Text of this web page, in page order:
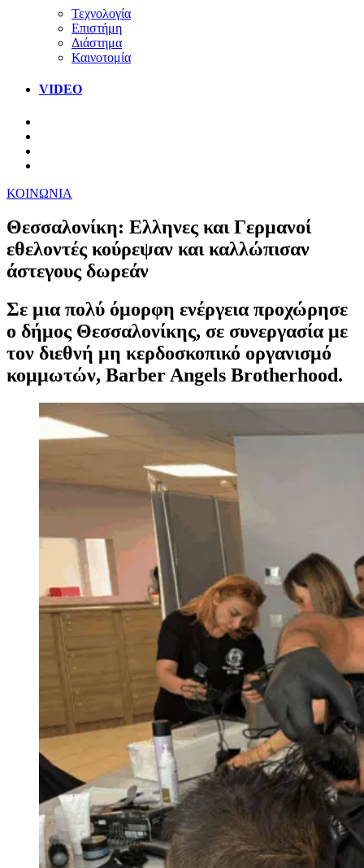
Τεχνολογία
Επιστήμη
Διάστημα
Καινοτομία
VIDEO
ΚΟΙΝΩΝΙΑ
Θεσσαλονίκη: Ελληνες και Γερμανοί
εθελοντές κούρεψαν και καλλώπισαν
άστεγους δωρεάν
Σε μια πολύ όμορφη ενέργεια προχώρησε
ο δήμος Θεσσαλονίκης, σε συνεργασία με
τον διεθνή μη κερδοσκοπικό οργανισμό
κομμωτών, Barber Angels Brotherhood.